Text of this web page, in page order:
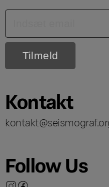
Kontakt
Follow Us